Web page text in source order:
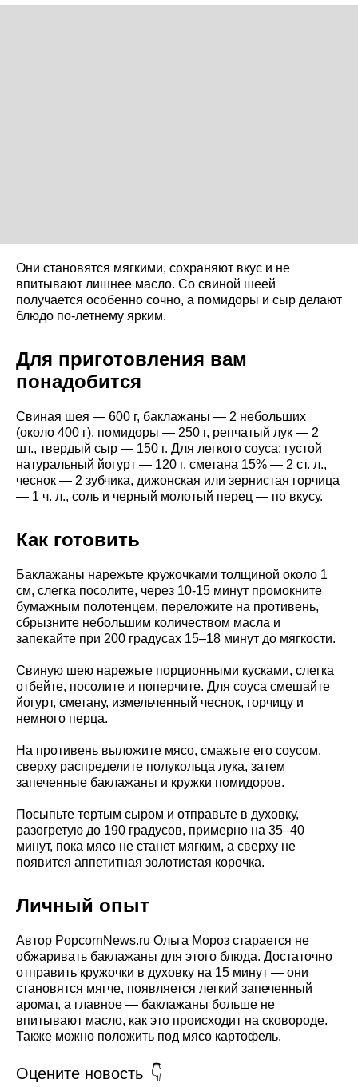
Они становятся мягкими, сохраняют вкус и не
впитывают лишнее масло. Со свиной шеей
получается особенно сочно, а помидоры и сыр делают
блюдо по-летнему ярким.
Для приготовления вам
понадобится
Свиная шея — 600 г, баклажаны — 2 небольших
(около 400 г), помидоры — 250 г, репчатый лук — 2
шт., твердый сыр — 150 г. Для легкого соуса: густой
натуральный йогурт — 120 г, сметана 15% — 2 ст. л.,
чеснок — 2 зубчика, дижонская или зернистая горчица
— 1 ч. л., соль и черный молотый перец — по вкусу.
Как готовить
Баклажаны нарежьте кружочками толщиной около 1
см, слегка посолите, через 10-15 минут промокните
бумажным полотенцем, переложите на противень,
сбрызните небольшим количеством масла и
запекайте при 200 градусах 15–18 минут до мягкости.
Свиную шею нарежьте порционными кусками, слегка
отбейте, посолите и поперчите. Для соуса смешайте
йогурт, сметану, измельченный чеснок, горчицу и
немного перца.
На противень выложите мясо, смажьте его соусом,
сверху распределите полукольца лука, затем
запеченные баклажаны и кружки помидоров.
Посыпьте тертым сыром и отправьте в духовку,
разогретую до 190 градусов, примерно на 35–40
минут, пока мясо не станет мягким, а сверху не
появится аппетитная золотистая корочка.
Личный опыт
Автор PopcornNews.ru Ольга Мороз старается не
обжаривать баклажаны для этого блюда. Достаточно
отправить кружочки в духовку на 15 минут — они
становятся мягче, появляется легкий запеченный
аромат, а главное — баклажаны больше не
впитывают масло, как это происходит на сковороде.
Также можно положить под мясо картофель.
Оцените новость